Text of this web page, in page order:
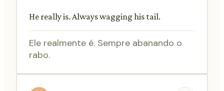
He really is. Always wagging his tail.
Ele realmente é. Sempre abanando o
rabo.